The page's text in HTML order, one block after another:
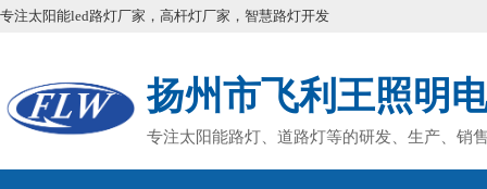
专注太阳能led路灯厂家，高杆灯厂家，智慧路灯开发
扬州市飞利王照明
专注太阳能路灯、道路灯等的研发、生产、销